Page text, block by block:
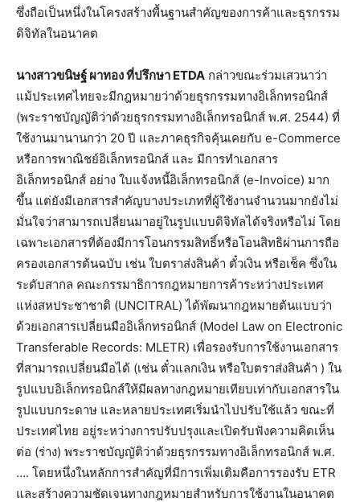
ซึ่งถือเป็นหนึ่งในโครงสร้างพื้นฐานสำคัญของการค้าและธุรกรรม
ดิจิทัลในอนาคต
นางสาวขนิษฐ์ ผาทอง ที่ปรึกษา ETDA กล่าวขณะร่วมเสวนาว่า
แม้ประเทศไทยจะมีกฎหมายว่าด้วยธุรกรรมทางอิเล็กทรอนิกส์
(พระราชบัญญัติว่าด้วยธุรกรรมทางอิเล็กทรอนิกส์ พ.ศ. 2544) ที่
ใช้งานมานานกว่า 20 ปี และภาคธุรกิจคุ้นเคยกับ e-Commerce
หรือการพาณิชย์อิเล็กทรอนิกส์ และ มีการทำเอกสาร
อิเล็กทรอนิกส์ อย่าง ใบแจ้งหนี้อิเล็กทรอนิกส์ (e-Invoice) มาก
ขึ้น แต่ยังมีเอกสารสำคัญบางประเภทที่ผู้ใช้งานจำนวนมากยังไม่
มั่นใจว่าสามารถเปลี่ยนมาอยู่ในรูปแบบดิจิทัลได้จริงหรือไม่ โดย
เฉพาะเอกสารที่ต้องมีการโอนกรรมสิทธิ์หรือโอนสิทธิผ่านการถือ
ครองเอกสารต้นฉบับ เช่น ใบตราส่งสินค้า ตั๋วเงิน หรือเช็ค ซึ่งใน
ระดับสากล คณะกรรมาธิการกฎหมายการค้าระหว่างประเทศ
แห่งสหประชาชาติ (UNCITRAL) ได้พัฒนากฎหมายต้นแบบว่า
ด้วยเอกสารเปลี่ยนมืออิเล็กทรอนิกส์ (Model Law on Electronic
Transferable Records: MLETR) เพื่อรองรับการใช้งานเอกสาร
ที่สามารถเปลี่ยนมือได้ (เช่น ตั๋วแลกเงิน หรือใบตราส่งสินค้า ) ใน
รูปแบบอิเล็กทรอนิกส์ให้มีผลทางกฎหมายเทียบเท่ากับเอกสารใน
รูปแบบกระดาษ และหลายประเทศเริ่มนำไปปรับใช้แล้ว ขณะที่
ประเทศไทย อยู่ระหว่างการปรับปรุงและเปิดรับฟังความคิดเห็น
ต่อ (ร่าง) พระราชบัญญัติว่าด้วยธุรกรรมทางอิเล็กทรอนิกส์ พ.ศ.
…. โดยหนึ่งในหลักการสำคัญที่มีการเพิ่มเติมคือการรองรับ ETR
และสร้างความชัดเจนทางกฎหมายสำหรับการใช้งานในอนาคต